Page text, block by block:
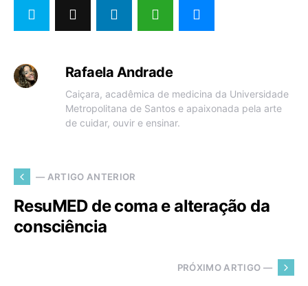
Rafaela Andrade
Caiçara, acadêmica de medicina da Universidade
Metropolitana de Santos e apaixonada pela arte
de cuidar, ouvir e ensinar.
— ARTIGO ANTERIOR
ResuMED de coma e alteração da
consciência
PRÓXIMO ARTIGO —